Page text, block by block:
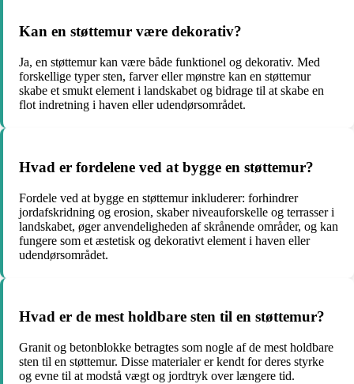
Kan en støttemur være dekorativ?
Ja, en støttemur kan være både funktionel og dekorativ. Med
forskellige typer sten, farver eller mønstre kan en støttemur
skabe et smukt element i landskabet og bidrage til at skabe en
flot indretning i haven eller udendørsområdet.
Hvad er fordelene ved at bygge en støttemur?
Fordele ved at bygge en støttemur inkluderer: forhindrer
jordafskridning og erosion, skaber niveauforskelle og terrasser i
landskabet, øger anvendeligheden af skrånende områder, og kan
fungere som et æstetisk og dekorativt element i haven eller
udendørsområdet.
Hvad er de mest holdbare sten til en støttemur?
Granit og betonblokke betragtes som nogle af de mest holdbare
sten til en støttemur. Disse materialer er kendt for deres styrke
og evne til at modstå vægt og jordtryk over længere tid.